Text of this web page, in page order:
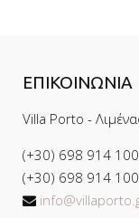
ΕΠΙΚΟΙΝΩΝΙΑ
Villa Porto -
(+30) 698 914
(+30) 698 914